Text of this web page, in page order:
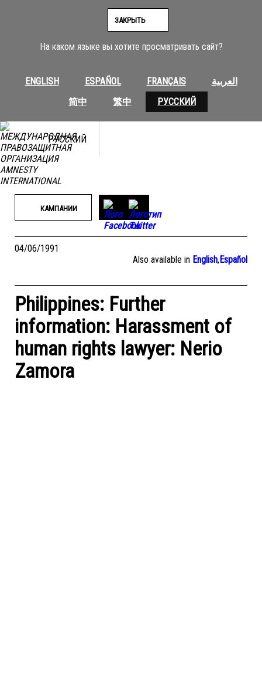
На каком языке вы хотите просматривать сайт?
ENGLISH ESPAÑOL FRANÇAIS
العربية
简中
繁中 РУССКИЙ
ЗАКРЫТЬ
РУССКИЙ
КАМПАНИИ
04/06/1991
Also available in English,Español
Philippines: Further
information: Harassment of
human rights lawyer: Nerio
Zamora